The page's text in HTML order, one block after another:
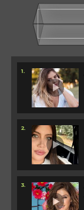
1.
2.
3.